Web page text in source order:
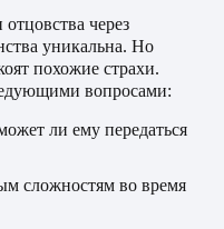
через
уникальна. Но
похожие страхи.
вопросами:
ли ему передаться
сложностям во время